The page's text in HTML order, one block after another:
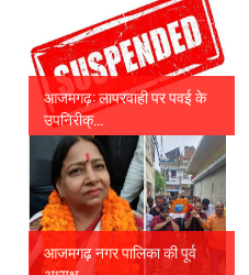
आजमगढ़: लापरवाही पर पवई के
उपनिरीक्...
आजमगढ़ नगर पालिका की पूर्व